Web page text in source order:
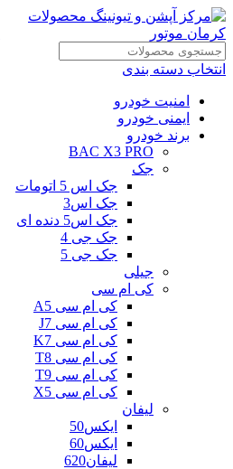
انتخاب دسته بندی
امنیت خودرو
ایمنی خودرو
برند خودرو
BAC X3 PRO
جک
جک اس 5 اتومات
جک اس3
جک اس5 دنده ای
جک جی 4
جک جی 5
جیلی
کی ام سی
کی ام سی A5
کی ام سی J7
کی ام سی K7
کی ام سی T8
کی ام سی T9
کی ام سی X5
لیفان
ایکس50
ایکس60
لیفان620